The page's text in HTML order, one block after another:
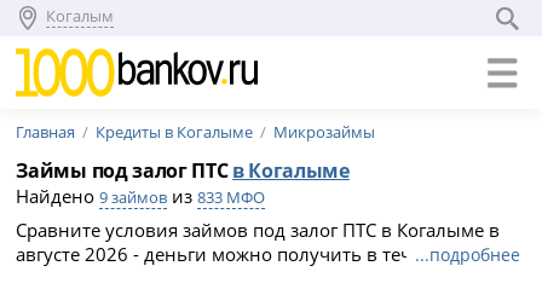
Когалым
Главная Кредиты в Когалыме Микрозаймы
Займы под залог ПТСв Когалыме
Найдено9 займов из833 МФО
Сравните условия займов под залог ПТС в Когалыме в
августе 2026 - деньги можно получить в течение 1 дня,
...подробнее